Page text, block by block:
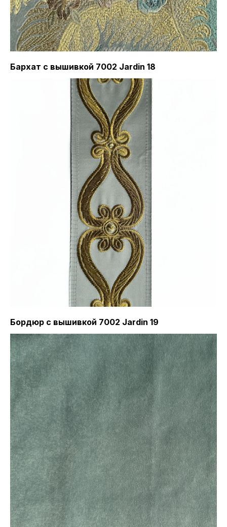
Бархат с вышивкой 7002 Jardin 18
Бордюр с вышивкой 7002 Jardin 19